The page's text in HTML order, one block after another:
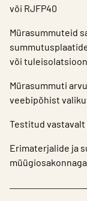
või RJFP40
Mürasummuteid
või
Mürasummuti
veebipõhist
Testitud vastavalt
Erimaterjalide ja
müügiosakonnaga.